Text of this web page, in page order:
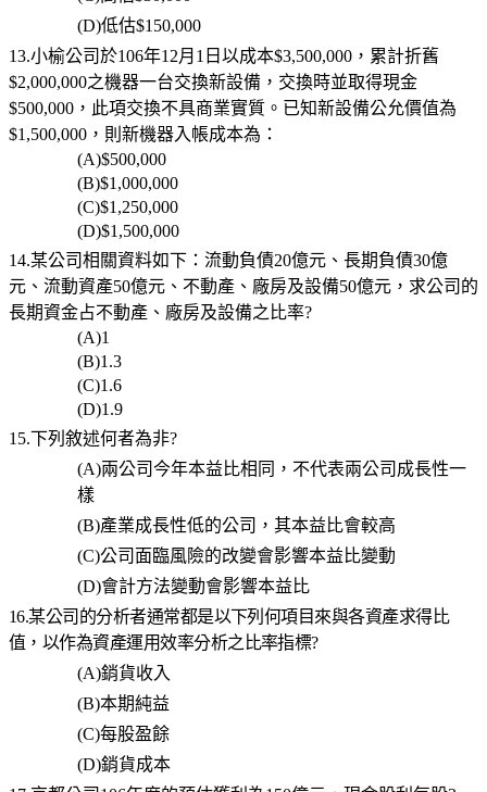
(D)低估$150,000
13.小榆公司於106年12月1日以成本$3,500,000，累計折舊
$2,000,000之機器一台交換新設備，交換時並取得現金
$500,000，此項交換不具商業實質。已知新設備公允價值為
$1,500,000，則新機器入帳成本為：
(A)$500,000
(B)$1,000,000
(C)$1,250,000
(D)$1,500,000
14.某公司相關資料如下：流動負債20億元、長期負債30億
元、流動資產50億元、不動產、廠房及設備50億元，求公司的
長期資金占不動產、廠房及設備之比率?
(A)1
(B)1.3
(C)1.6
(D)1.9
15.下列敘述何者為非?
(A)兩公司今年本益比相同，不代表兩公司成長性一
樣
(B)產業成長性低的公司，其本益比會較高
(C)公司面臨風險的改變會影響本益比變動
(D)會計方法變動會影響本益比
16.某公司的分析者通常都是以下列何項目來與各資產求得比
值，以作為資產運用效率分析之比率指標?
(A)銷貨收入
(B)本期純益
(C)每股盈餘
(D)銷貨成本